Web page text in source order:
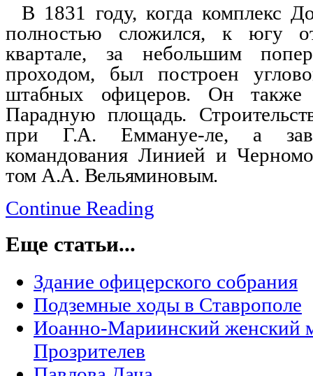
В 1831 году, когда комплекс
полностью сложился, к югу
квартале, за небольшим
проходом, был построен
штабных офицеров. Он
Парадную площадь.
при Г.А. Еммануе-ле, а
командования Линией и
том А.А. Вельяминовым.
Continue Reading
Еще статьи...
Здание офицерского собрания
Подземные ходы в Ставрополе
Иоанно-Мариинский женский
Прозрителев